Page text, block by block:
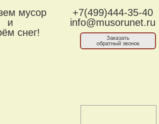
мусор
и
снег!
+7(499)444-35-40
info@musorunet.ru
Заказать
обратный звонок